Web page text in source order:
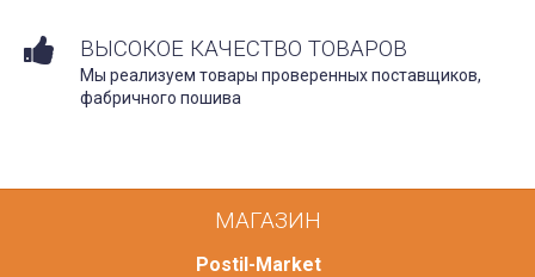
ВЫСОКОЕ КАЧЕСТВО ТОВАРОВ
Мы реализуем товары проверенных поставщиков,
фабричного пошива
МАГАЗИН
Postil-Market